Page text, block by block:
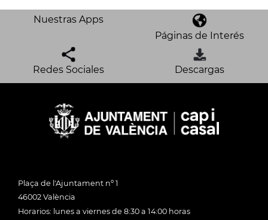
Nuestras Apps
Páginas de Interés
Redes Sociales Descargas
Plaça de l'Ajuntament nº 1
46002 València
Horarios: lunes a viernes de 8:30 a 14:00 horas